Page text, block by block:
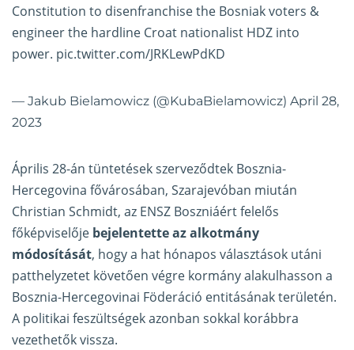
Constitution to disenfranchise the Bosniak voters &
engineer the hardline Croat nationalist HDZ into
power. pic.twitter.com/JRKLewPdKD
— Jakub Bielamowicz (@KubaBielamowicz) April 28,
2023
Április 28-án tüntetések szerveződtek Bosznia-
Hercegovina fővárosában, Szarajevóban miután
Christian Schmidt, az ENSZ Boszniáért felelős
főképviselője bejelentette az alkotmány
módosítását, hogy a hat hónapos választások utáni
patthelyzetet követően végre kormány alakulhasson a
Bosznia-Hercegovinai Föderáció entitásának területén.
A politikai feszültségek azonban sokkal korábbra
vezethetők vissza.